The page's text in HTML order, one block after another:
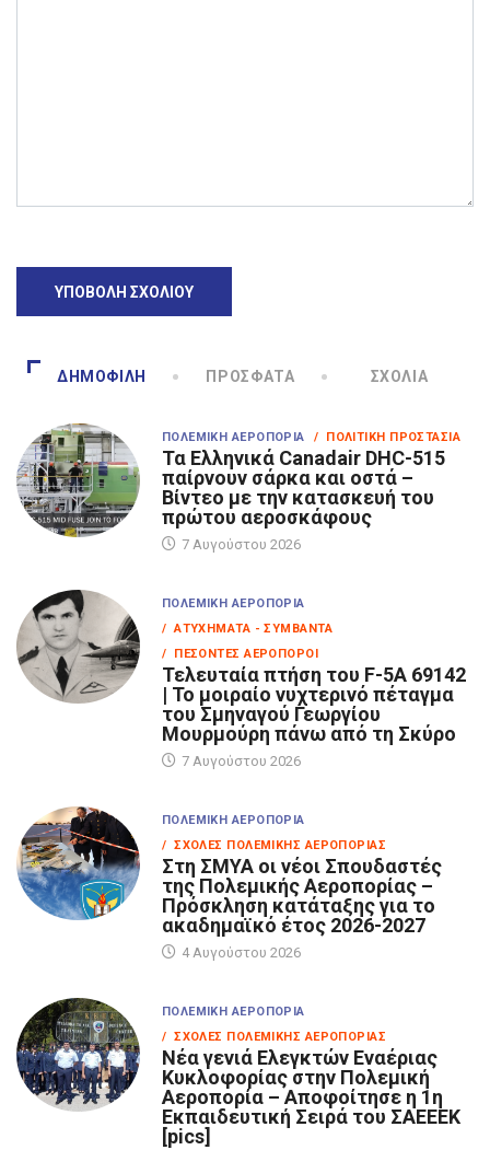
ΔΗΜΟΦΙΛΉ ΠΡΌΣΦΑΤΑ ΣΧΌΛΙΑ
ΠΟΛΕΜΙΚΉ ΑΕΡΟΠΟΡΊΑ / ΠΟΛΙΤΙΚΉ ΠΡΟΣΤΑΣΊΑ
Τα Eλληνικά Canadair DHC-515
παίρνουν σάρκα και οστά –
Βίντεο με την κατασκευή του
πρώτου αεροσκάφους
7 Αυγούστου 2026
ΠΟΛΕΜΙΚΉ ΑΕΡΟΠΟΡΊΑ
/ ΑΤΥΧΉΜΑΤΑ - ΣΥΜΒΆΝΤΑ
/ ΠΕΣΌΝΤΕΣ ΑΕΡΟΠΌΡΟΙ
Τελευταία πτήση του F-5A 69142
| Το μοιραίο νυχτερινό πέταγμα
του Σμηναγού Γεωργίου
Μουρμούρη πάνω από τη Σκύρο
7 Αυγούστου 2026
ΠΟΛΕΜΙΚΉ ΑΕΡΟΠΟΡΊΑ
/ ΣΧΟΛΈΣ ΠΟΛΕΜΙΚΉΣ ΑΕΡΟΠΟΡΊΑΣ
Στη ΣΜΥΑ οι νέοι Σπουδαστές
της Πολεμικής Αεροπορίας –
Πρόσκληση κατάταξης για το
ακαδημαϊκό έτος 2026-2027
4 Αυγούστου 2026
ΠΟΛΕΜΙΚΉ ΑΕΡΟΠΟΡΊΑ
/ ΣΧΟΛΈΣ ΠΟΛΕΜΙΚΉΣ ΑΕΡΟΠΟΡΊΑΣ
Νέα γενιά Ελεγκτών Εναέριας
Κυκλοφορίας στην Πολεμική
Αεροπορία – Αποφοίτησε η 1η
Εκπαιδευτική Σειρά του ΣΑΕΕΕΚ
[pics]